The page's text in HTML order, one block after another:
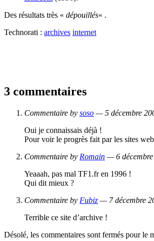
Des résultats très « dépouillés« .
Technorati : archives internet
3 commentaires
Commentaire by soso — 5 décembre
Oui je connaissais déjà !
Pour voir le progrès fait par les sites
Commentaire by Romain — 6
Yeaaah, pas mal TF1.fr en 1996 !
Qui dit mieux ?
Commentaire by Fubiz — 7 décembre
Terrible ce site d’archive !
Désolé, les commentaires sont fermés pour le